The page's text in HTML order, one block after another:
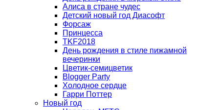
Алиса в стране чудес
Детский новый год Диасофт
Форсаж
Принцесса
TKF2018
День рождения в стиле пижамной
вечеринки
Цветик-семицветик
Blogger Party
Холодное сердце
Гарри Поттер
Новый год